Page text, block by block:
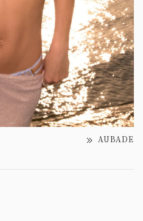
AUBADE